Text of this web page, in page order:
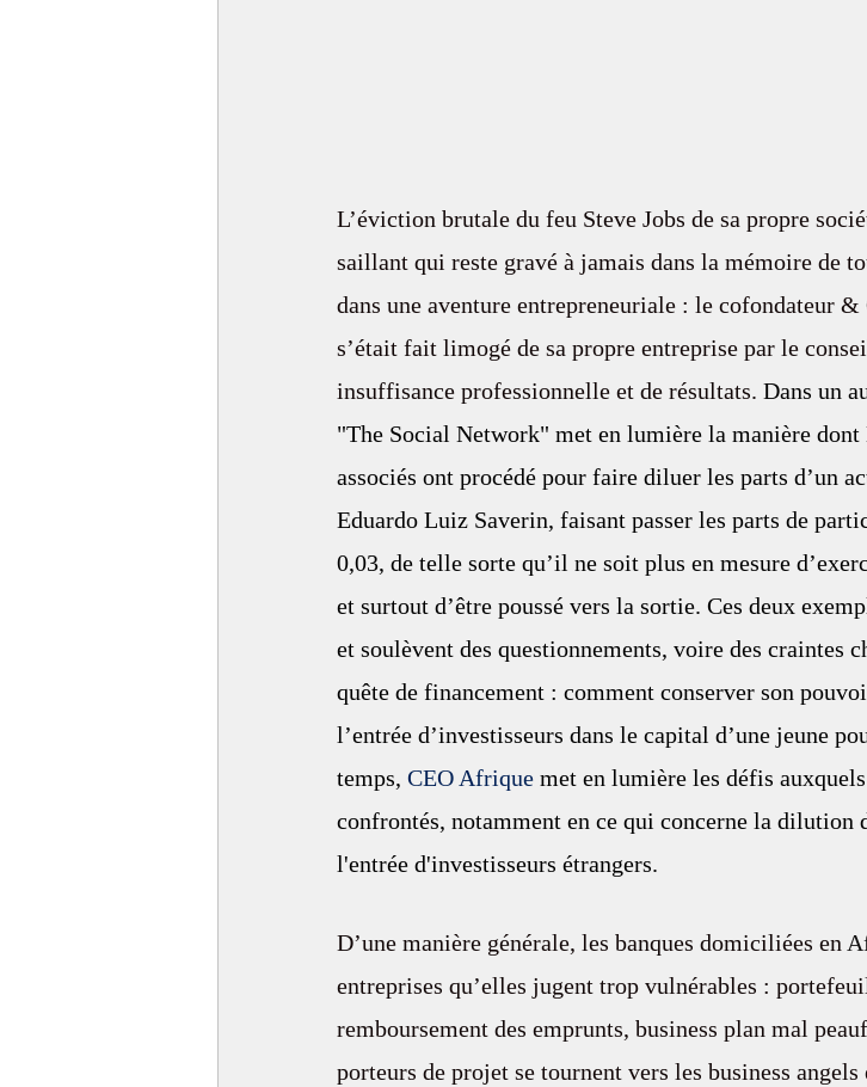
L’éviction brutale du feu Steve Jobs de sa propre
saillant qui reste gravé à jamais dans la mémoire de
dans une aventure entrepreneuriale : le cofondateur
s’était fait limogé de sa propre entreprise par le
insuffisance professionnelle et de résultats. Dans un
"The Social Network" met en lumière la manière dont
associés ont procédé pour faire diluer les parts d’un
Eduardo Luiz Saverin, faisant passer les parts de
0,03, de telle sorte qu’il ne soit plus en mesure
et surtout d’être poussé vers la sortie. Ces deux
et soulèvent des questionnements, voire des craintes
quête de financement : comment conserver son
l’entrée d’investisseurs dans le capital d’une jeune
temps, CEO Afrique met en lumière les défis
confrontés, notamment en ce qui concerne la dilution
l'entrée d'investisseurs étrangers.
D’une manière générale, les banques domiciliées en
entreprises qu’elles jugent trop vulnérables :
remboursement des emprunts, business plan mal
porteurs de projet se tournent vers les business